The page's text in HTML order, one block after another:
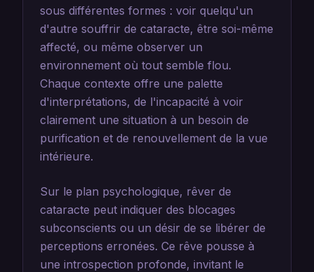
sous différentes formes : voir quelqu'un
d'autre souffrir de cataracte, être soi-même
affecté, ou même observer un
environnement où tout semble flou.
Chaque contexte offre une palette
d'interprétations, de l'incapacité à voir
clairement une situation à un besoin de
purification et de renouvellement de la vue
intérieure.
Sur le plan psychologique, rêver de
cataracte peut indiquer des blocages
subconscients ou un désir de se libérer de
perceptions erronées. Ce rêve pousse à
une introspection profonde, invitant le